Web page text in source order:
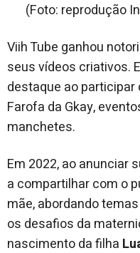
(Foto: reprodução
Viih Tube ganhou
seus vídeos criativos.
destaque ao participar
Farofa da Gkay,
manchetes.
Em 2022, ao anunciar
a compartilhar com o
mãe, abordando
os desafios da
nascimento da filha